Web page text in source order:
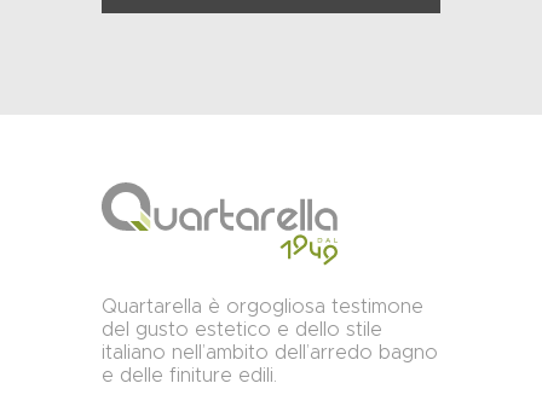
Quartarella è orgogliosa testimone
del gusto estetico e dello stile
italiano nell’ambito dell’arredo bagno
e delle finiture edili.